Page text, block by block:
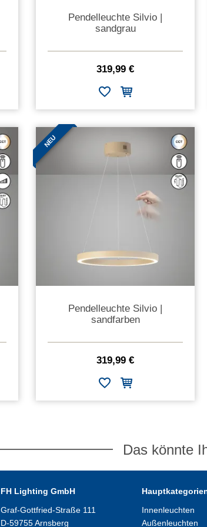
Pendelleuchte Silvio |
sandgrau
319,99 €
NEU
Pendelleuchte Silvio |
sandfarben
319,99 €
Das könnte
FH Lighting GmbH
Graf-Gottfried-Straße 111
D-59755 Arnsberg
Innenleuchten
Außenleuchten